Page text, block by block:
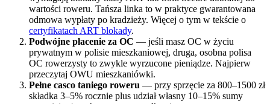
wartości roweru. Tańsza linka to w praktyce gwarantowana
odmowa wypłaty po kradzieży. Więcej o tym w tekście o
certyfikatach ART blokady.
Podwójne płacenie za OC — jeśli masz OC w życiu
prywatnym w polisie mieszkaniowej, druga, osobna polisa
OC rowerzysty to zwykle wyrzucone pieniądze. Najpierw
przeczytaj OWU mieszkaniówki.
Pełne casco taniego roweru — przy sprzęcie za 800–1500 zł
składka 3–5% rocznie plus udział własny 10–15% sumy